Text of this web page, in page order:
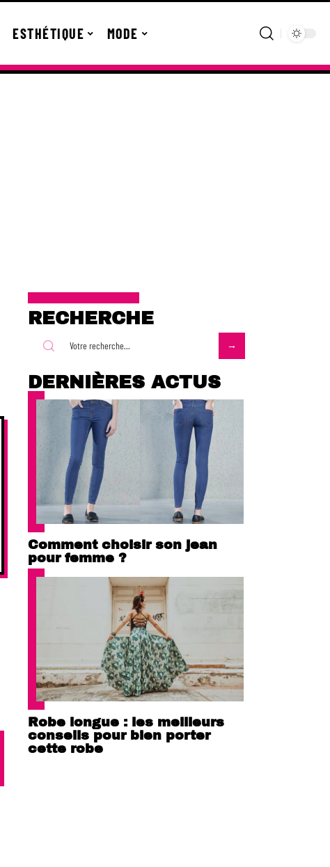
ESTHÉTIQUE MODE
RECHERCHE
DERNIÈRES ACTUS
Comment choisir son jean
pour femme ?
Robe longue : les meilleurs
conseils pour bien porter
cette robe